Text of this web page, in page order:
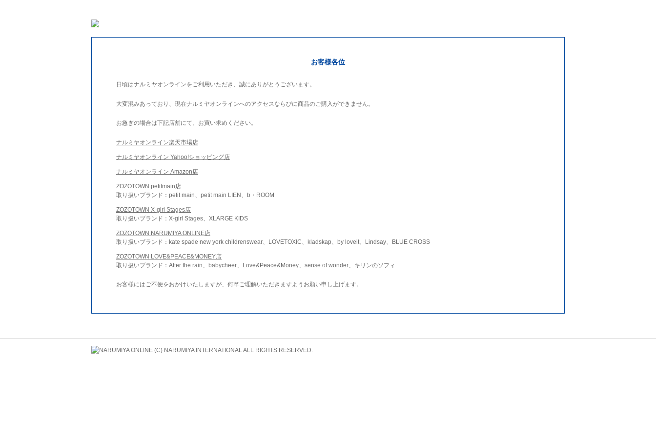
お客様各位
日頃はナルミヤオンラインをご利用いただき、誠にありがとうございます。
大変混みあっており、現在ナルミヤオンラインへのアクセスならびに商品のご購入ができません。
お急ぎの場合は下記店舗にて、お買い求めください。
ナルミヤオンライン楽天市場店
ナルミヤオンライン Yahoo!ショッピング店
ナルミヤオンライン Amazon店
ZOZOTOWN petitmain店
取り扱いブランド：petit main、petit main LIEN、b・ROOM
ZOZOTOWN X-girl Stages店
取り扱いブランド：X-girl Stages、XLARGE KIDS
ZOZOTOWN NARUMIYA ONLINE店
取り扱いブランド：kate spade new york childrenswear、LOVETOXIC、kladskap、by loveit、Lindsay、BLUE CROSS
ZOZOTOWN LOVE&PEACE&MONEY店
取り扱いブランド：After the rain、babycheer、Love&Peace&Money、sense of wonder、キリンのソフィ
お客様にはご不便をおかけいたしますが、何卒ご理解いただきますようお願い申し上げます。